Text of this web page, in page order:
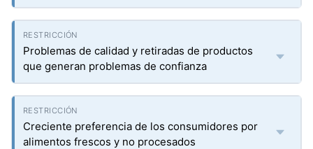
Problemas de calidad y retiradas de productos
que generan problemas de confianza
Creciente preferencia de los consumidores por
alimentos frescos y no procesados